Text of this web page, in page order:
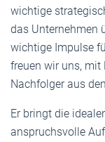
wichtige
das Unternehmen
wichtige Impulse
freuen wir uns, mit
Nachfolger aus
Er bringt die
anspruchsvolle